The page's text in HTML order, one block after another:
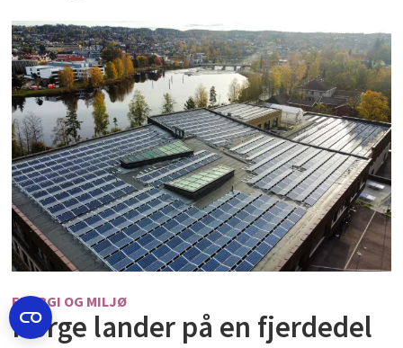
ENERGI OG MILJØ
Norge lander på en fjerdedel